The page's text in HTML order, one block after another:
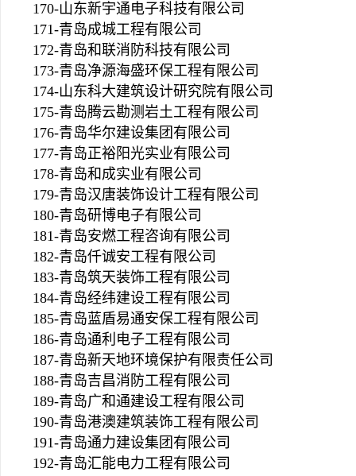
170-山东新宇通电子科技有限公司
171-青岛成城工程有限公司
172-青岛和联消防科技有限公司
173-青岛净源海盛环保工程有限公司
174-山东科大建筑设计研究院有限公司
175-青岛腾云勘测岩土工程有限公司
176-青岛华尔建设集团有限公司
177-青岛正裕阳光实业有限公司
178-青岛和成实业有限公司
179-青岛汉唐装饰设计工程有限公司
180-青岛研博电子有限公司
181-青岛安燃工程咨询有限公司
182-青岛仟诚安工程有限公司
183-青岛筑天装饰工程有限公司
184-青岛经纬建设工程有限公司
185-青岛蓝盾易通安保工程有限公司
186-青岛通利电子工程有限公司
187-青岛新天地环境保护有限责任公司
188-青岛吉昌消防工程有限公司
189-青岛广和通建设工程有限公司
190-青岛港澳建筑装饰工程有限公司
191-青岛通力建设集团有限公司
192-青岛汇能电力工程有限公司